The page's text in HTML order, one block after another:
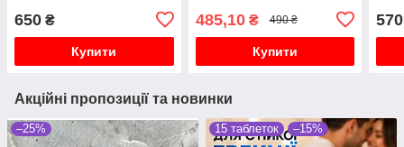
650 ₴
Купити
485,10₴ 490 ₴
Купити
570
Акційні пропозиції та новинки
–25% 15 таблеток –15%